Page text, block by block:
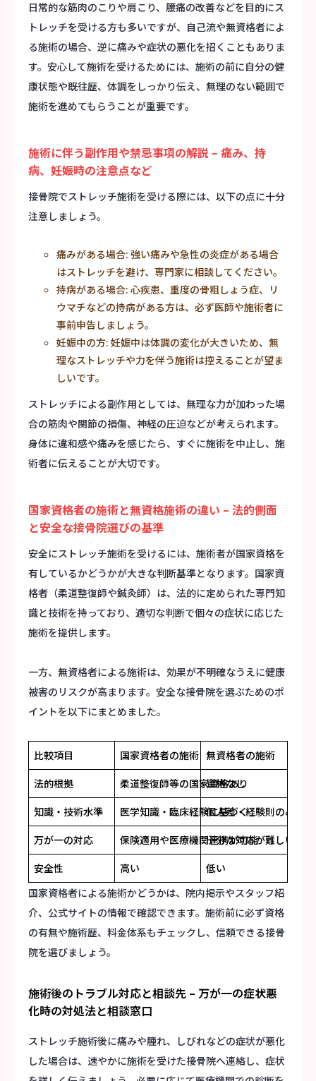
日常的な筋肉のこりや肩こり、腰痛の改善などを目的にス
トレッチを受ける方も多いですが、自己流や無資格者によ
る施術の場合、逆に痛みや症状の悪化を招くこともありま
す。安心して施術を受けるためには、施術の前に自分の健
康状態や既往歴、体調をしっかり伝え、無理のない範囲で
施術を進めてもらうことが重要です。
施術に伴う副作用や禁忌事項の解説 – 痛み、持
病、妊娠時の注意点など
接骨院でストレッチ施術を受ける際には、以下の点に十分
注意しましょう。
痛みがある場合: 強い痛みや急性の炎症がある場合
はストレッチを避け、専門家に相談してください。
持病がある場合: 心疾患、重度の骨粗しょう症、リ
ウマチなどの持病がある方は、必ず医師や施術者に
事前申告しましょう。
妊娠中の方: 妊娠中は体調の変化が大きいため、無
理なストレッチや力を伴う施術は控えることが望ま
しいです。
ストレッチによる副作用としては、無理な力が加わった場
合の筋肉や関節の損傷、神経の圧迫などが考えられます。
身体に違和感や痛みを感じたら、すぐに施術を中止し、施
術者に伝えることが大切です。
国家資格者の施術と無資格施術の違い – 法的側面
と安全な接骨院選びの基準
安全にストレッチ施術を受けるには、施術者が国家資格を
有しているかどうかが大きな判断基準となります。国家資
格者（柔道整復師や鍼灸師）は、法的に定められた専門知
識と技術を持っており、適切な判断で個々の症状に応じた
施術を提供します。
一方、無資格者による施術は、効果が不明確なうえに健康
被害のリスクが高まります。安全な接骨院を選ぶためのポ
イントを以下にまとめました。
比較項目 国家資格者の施術 無資格者の施術
法的根拠
柔道整復師等の国家資格あり
資格なし
知識・技術水準
医学知識・臨床経験に基づく個人差・経験則のみ
万が一の対応
保険適用や医療機関連携が可能
十分な対応が難しい
安全性
高い
低い
国家資格者による施術かどうかは、院内掲示やスタッフ紹
介、公式サイトの情報で確認できます。施術前に必ず資格
の有無や施術歴、料金体系もチェックし、信頼できる接骨
院を選びましょう。
施術後のトラブル対応と相談先 – 万が一の症状悪
化時の対処法と相談窓口
ストレッチ施術後に痛みや腫れ、しびれなどの症状が悪化
した場合は、速やかに施術を受けた接骨院へ連絡し、症状